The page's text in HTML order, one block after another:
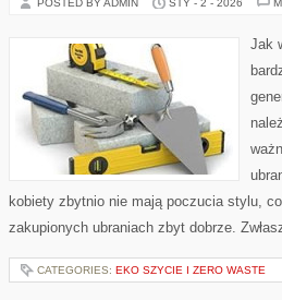
POSTED BY ADMIN STY - 2 - 2026
Jak
kobiety zbytnio nie mają poczucia stylu,
zakupionych ubraniach zbyt dobrze.
CATEGORIES: EKO SZYCIE I ZERO WASTE